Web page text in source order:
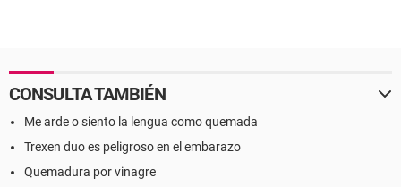
CONSULTA TAMBIÉN
Me arde o siento la lengua como quemada
Trexen duo es peligroso en el embarazo
Quemadura por vinagre